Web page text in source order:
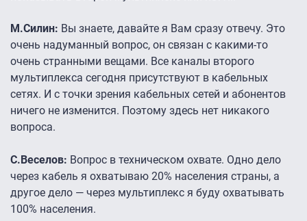
М.Силин: Вы знаете, давайте я Вам сразу отвечу. Это
очень надуманный вопрос, он связан с какими-то
очень странными вещами. Все каналы второго
мультиплекса сегодня присутствуют в кабельных
сетях. И с точки зрения кабельных сетей и абонентов
ничего не изменится. Поэтому здесь нет никакого
вопроса.
С.Веселов: Вопрос в техническом охвате. Одно дело
через кабель я охватываю 20% населения страны, а
другое дело — через мультиплекс я буду охватывать
100% населения.